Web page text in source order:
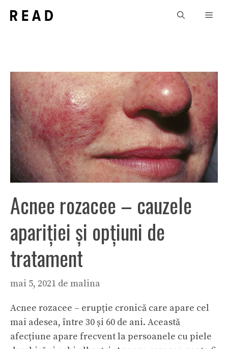
Acnee rozacee – cauzele
apariției și opțiuni de
tratament
mai 5, 2021 de malina
Acnee rozacee – erupție cronică care apare cel
mai adesea, între 30 și 60 de ani. Această
afecțiune apare frecvent la persoanele cu piele